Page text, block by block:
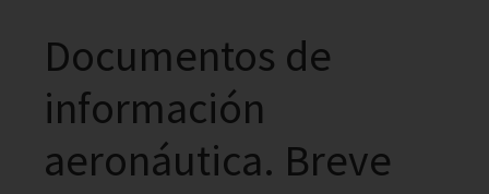
Documentos de
información
aeronáutica. Breve